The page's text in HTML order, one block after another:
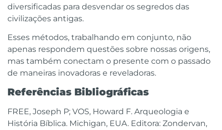
diversificadas para desvendar os segredos das
civilizações antigas.
Esses métodos, trabalhando em conjunto, não
apenas respondem questões sobre nossas origens,
mas também conectam o presente com o passado
de maneiras inovadoras e reveladoras.
Referências Bibliográficas
FREE, Joseph P; VOS, Howard F. Arqueologia e
História Bíblica. Michigan, EUA. Editora: Zondervan,